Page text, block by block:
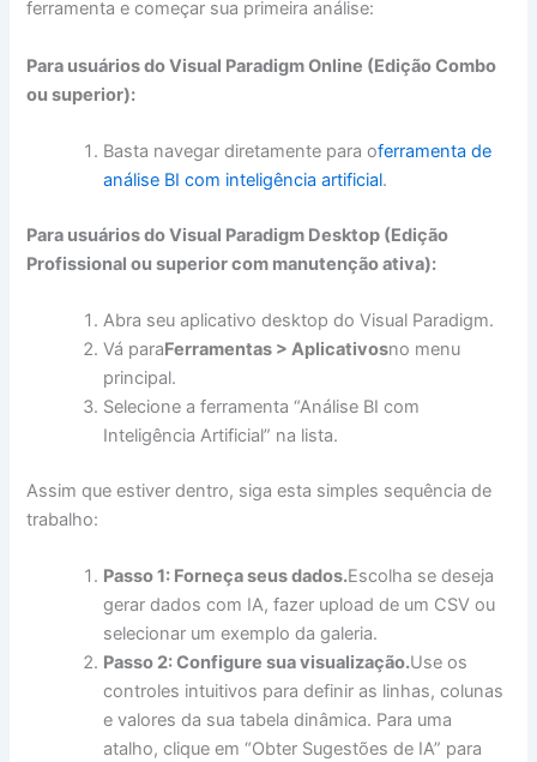
ferramenta e começar sua primeira análise:
Para usuários do Visual Paradigm Online (Edição Combo
ou superior):
Basta navegar diretamente para oferramenta de
análise BI com inteligência artificial.
Para usuários do Visual Paradigm Desktop (Edição
Profissional ou superior com manutenção ativa):
Abra seu aplicativo desktop do Visual Paradigm.
Vá paraFerramentas > Aplicativosno menu
principal.
Selecione a ferramenta “Análise BI com
Inteligência Artificial” na lista.
Assim que estiver dentro, siga esta simples sequência de
trabalho:
Passo 1: Forneça seus dados.Escolha se deseja
gerar dados com IA, fazer upload de um CSV ou
selecionar um exemplo da galeria.
Passo 2: Configure sua visualização.Use os
controles intuitivos para definir as linhas, colunas
e valores da sua tabela dinâmica. Para uma
atalho, clique em “Obter Sugestões de IA” para